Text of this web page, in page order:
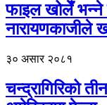
फाइल खोलेँ भन्ने
नारायणकाजीले
३० असार २०८१
चन्द्रागिरिको